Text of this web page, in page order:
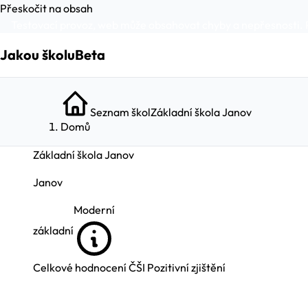
Přeskočit na obsah
Jakou školuBeta
Domů
Seznam školZákladní škola Janov
Základní škola Janov
Janov
základní
Moderní
Celkové hodnocení ČŠI Pozitivní zjištění